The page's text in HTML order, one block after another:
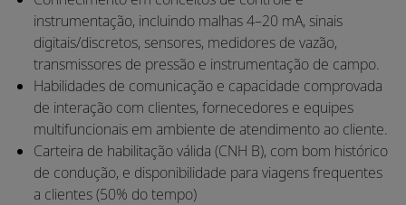
instrumentação, incluindo malhas 4–20 mA, sinais
digitais/discretos, sensores, medidores de vazão,
transmissores de pressão e instrumentação de campo.
Habilidades de comunicação e capacidade comprovada
de interação com clientes, fornecedores e equipes
multifuncionais em ambiente de atendimento ao cliente.
Carteira de habilitação válida (CNH B), com bom histórico
de condução, e disponibilidade para viagens frequentes
a clientes (50% do tempo)